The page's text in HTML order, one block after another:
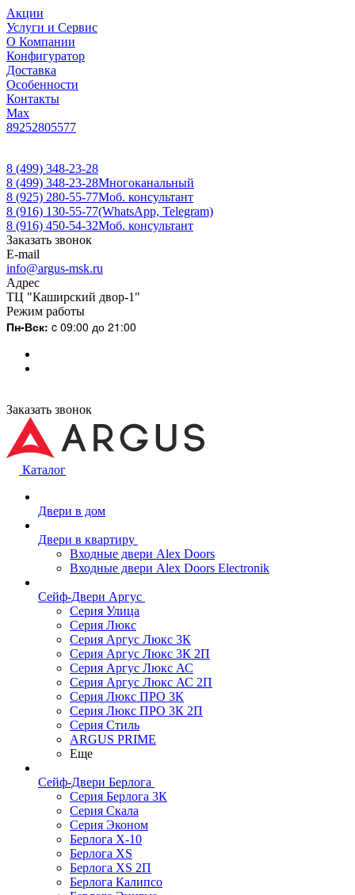
Акции
Услуги и Сервис
О Компании
Конфигуратор
Доставка
Особенности
Контакты
Max
89252805577
8 (499) 348-23-28
8 (499) 348-23-28Многоканальный
8 (925) 280-55-77Моб. консультант
8 (916) 130-55-77(WhatsApp, Telegram)
8 (916) 450-54-32Моб. консультант
Заказать звонок
E-mail
info@argus-msk.ru
Адрес
ТЦ "Каширский двор-1"
Режим работы
Пн-Вск: c 09:00 до 21:00
Заказать звонок
Каталог
Двери в дом
Двери в квартиру
Входные двери Alex Doors
Входные двери Alex Doors Electronik
Сейф-Двери Аргус
Серия Улица
Серия Люкс
Серия Аргус Люкс 3К
Серия Аргус Люкс 3К 2П
Серия Аргус Люкс АС
Серия Аргус Люкс АС 2П
Серия Люкс ПРО 3К
Серия Люкс ПРО 3К 2П
Серия Стиль
ARGUS PRIME
Еще
Сейф-Двери Берлога
Серия Берлога 3К
Серия Скала
Серия Эконом
Берлога X-10
Берлога XS
Берлога XS 2П
Берлога Калипсо